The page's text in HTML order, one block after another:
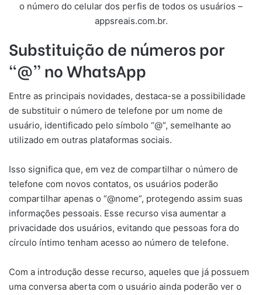
o número do celular dos perfis de todos os usuários –
appsreais.com.br.
Substituição de números por
“@” no WhatsApp
Entre as principais novidades, destaca-se a possibilidade
de substituir o número de telefone por um nome de
usuário, identificado pelo símbolo “@”, semelhante ao
utilizado em outras plataformas sociais.
Isso significa que, em vez de compartilhar o número de
telefone com novos contatos, os usuários poderão
compartilhar apenas o “@nome”, protegendo assim suas
informações pessoais. Esse recurso visa aumentar a
privacidade dos usuários, evitando que pessoas fora do
círculo íntimo tenham acesso ao número de telefone.
Com a introdução desse recurso, aqueles que já possuem
uma conversa aberta com o usuário ainda poderão ver o